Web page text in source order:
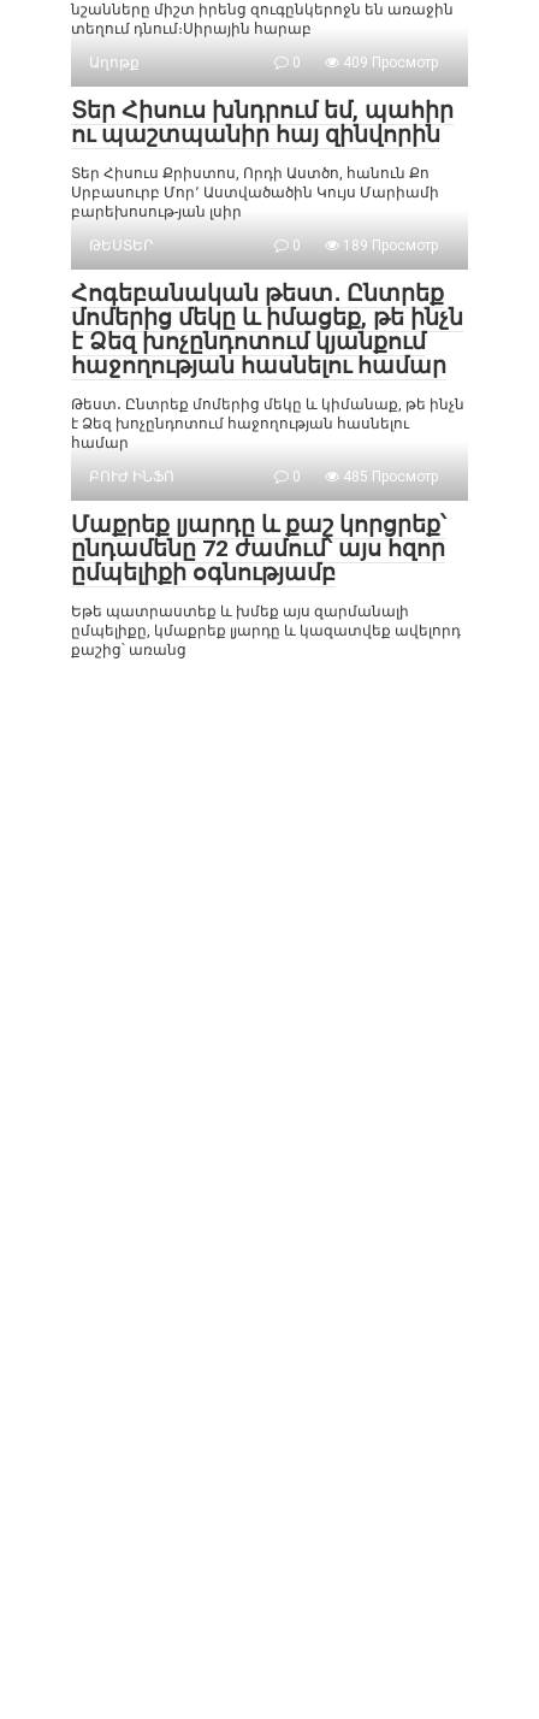
նշանները միշտ իրենց զուգընկերոջն են առաջին
տեղում դնում։Սիրային հարաբ
Աղոթք
0 409 Просмотр
Տեր Հիսուս խնդրում եմ, պահիր
ու պաշտպանիր հայ զինվորին
Տեր Հիսուս Քրիստոս, Որդի Աստծո, հանուն Քո
Սրբասուրբ Մոր՚ Աստվածածին Կույս Մարիամի
բարեխոսութ-յան լսիր
ԹԵՍՏԵՐ
0 189 Просмотр
Հոգեբանական թեստ․ Ընտրեք
մոմերից մեկը և իմացեք, թե ինչն
է Ձեզ խոչընդոտում կյանքում
հաջողության հասնելու համար
Թեստ․ Ընտրեք մոմերից մեկը և կիմանաք, թե ինչն
է Ձեզ խոչընդոտում հաջողության հասնելու
համար
ԲՈՒԺ ԻՆՖՈ
0 485 Просмотр
Մաքրեք լյարդը և քաշ կորցրեք՝
ընդամենը 72 ժամում՝ այս հզոր
ըմպելիքի օգնությամբ
Եթե պատրաստեք և խմեք այս զարմանալի
ըմպելիքը, կմաքրեք լյարդը և կազատվեք ավելորդ
քաշից՝ առանց